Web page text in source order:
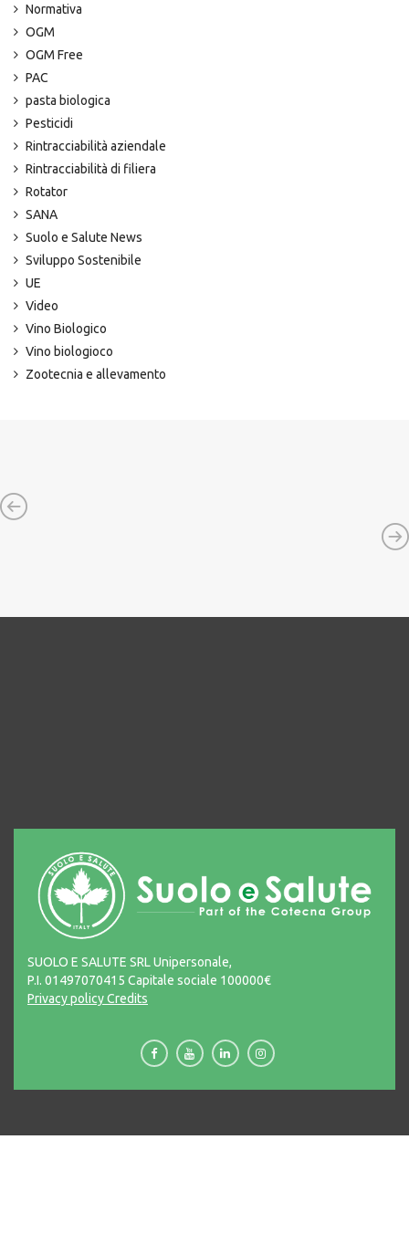
Normativa
OGM
OGM Free
PAC
pasta biologica
Pesticidi
Rintracciabilità aziendale
Rintracciabilità di filiera
Rotator
SANA
Suolo e Salute News
Sviluppo Sostenibile
UE
Video
Vino Biologico
Vino biologioco
Zootecnia e allevamento
SUOLO E SALUTE SRL Unipersonale,
P.I. 01497070415 Capitale sociale 100000€
Privacy policyCredits